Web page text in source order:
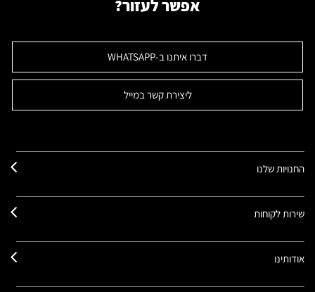
אפשר לעזור?
דברו איתנו ב-WHATSAPP
ליצירת קשר במייל
החנויות שלנו
שירות לקוחות
אודותינו